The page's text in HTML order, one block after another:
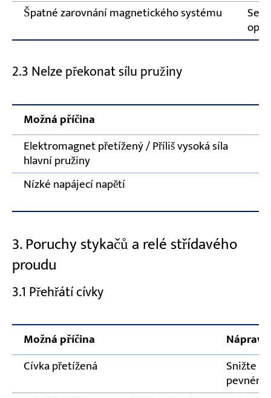
Špatné zarovnání magnetického systému
2.3 Nelze překonat sílu pružiny
Možná příčina
Elektromagnet přetížený / Příliš vysoká síla
hlavní pružiny
Nízké napájecí napětí
3. Poruchy stykačů a relé střídavého
proudu
3.1 Přehřátí cívky
Možná příčina
Cívka přetížená
Snižte